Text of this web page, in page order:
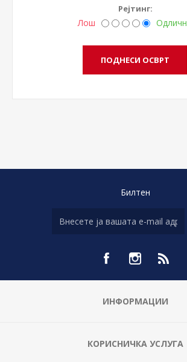
Рејтинг:
Лош
Билтен
ИНФОРМАЦИИ
КОРИСНИЧКА УСЛУГА